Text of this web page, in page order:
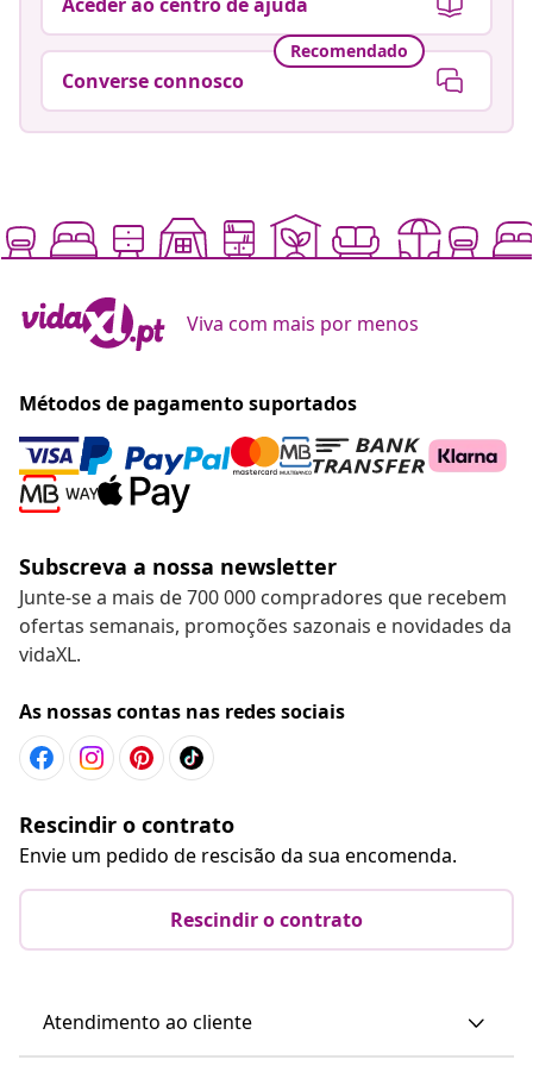
Recomendado
Converse connosco
Viva com mais por menos
Métodos de pagamento suportados
Subscreva a nossa newsletter
Junte-se a mais de 700 000 compradores que recebem
ofertas semanais, promoções sazonais e novidades da
vidaXL.
As nossas contas nas redes sociais
Rescindir o contrato
Envie um pedido de rescisão da sua encomenda.
Rescindir o contrato
Atendimento ao cliente